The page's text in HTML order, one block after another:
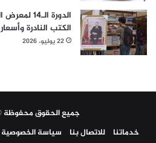
الدورة
الكتب النادرة
22 يوليو، 2026
جميع الحقوق محفوظة ©
خدماتنا
للاتصال بنا سياسة الخصوصية